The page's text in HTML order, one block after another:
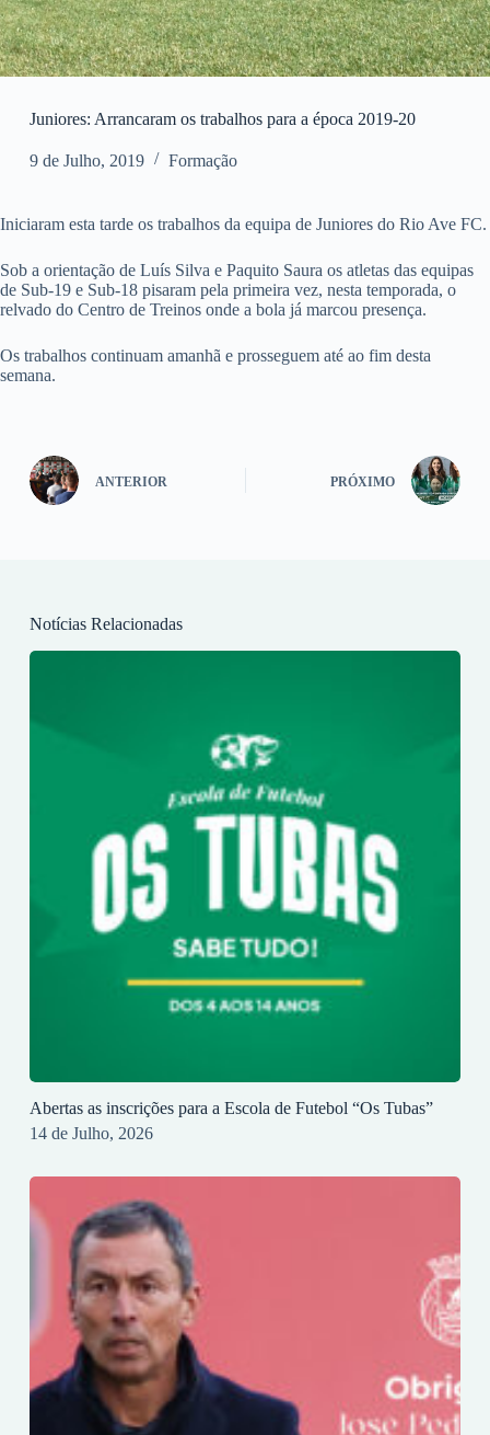
Juniores: Arrancaram os trabalhos para a época 2019-20
9 de Julho, 2019 Formação
Iniciaram esta tarde os trabalhos da equipa de Juniores do Rio Ave FC.
Sob a orientação de Luís Silva e Paquito Saura os atletas das equipas
de Sub-19 e Sub-18 pisaram pela primeira vez, nesta temporada, o
relvado do Centro de Treinos onde a bola já marcou presença.
Os trabalhos continuam amanhã e prosseguem até ao fim desta
semana.
ANTERIOR PRÓXIMO
Notícias Relacionadas
Abertas as inscrições para a Escola de Futebol “Os Tubas”
14 de Julho, 2026